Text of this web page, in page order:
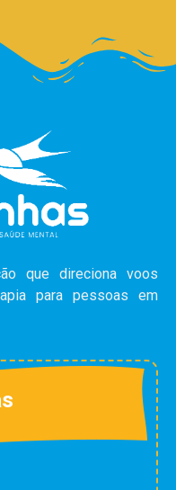
que direciona voos
para pessoas em